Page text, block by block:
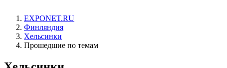
EXPONET.RU
Финляндия
Хельсинки
Прошедшие по темам